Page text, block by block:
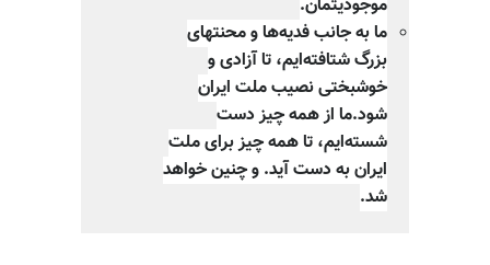
موجودیتمان.
ما به جانب فدیه‌ها و محنتهای
بزرگ شتافته‌ایم، تا آزادی و
خوشبختی نصیب ملت ایران
شود.ما از همه چیز دست
شسته‌ایم، تا همه چیز برای ملت
ایران به دست آید. و چنین خواهد
شد.